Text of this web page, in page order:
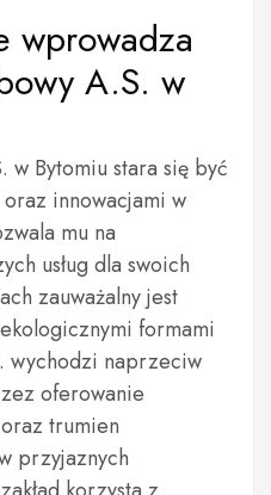
wprowadza
A.S. w
w Bytomiu stara się być
innowacjami w
mu na
usług dla swoich
zauważalny jest
formami
wychodzi naprzeciw
oferowanie
trumien
przyjaznych